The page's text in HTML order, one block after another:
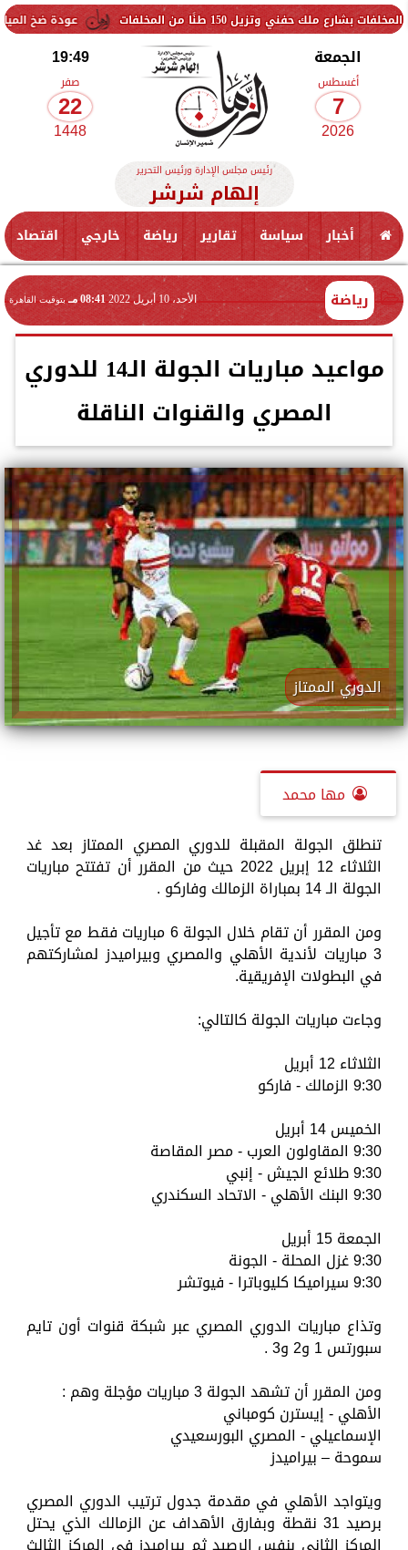
عودة ضخ المياه تدريجيًا 150 طنًا من المخلفات
الجمعة
أغسطس
7
2026
19:49
صفر
22
1448
رئيس مجلس الإدارة ورئيس التحرير
إلهام شرشر
أخبار سياسة تقارير رياضة خارجي اقتصاد
رياضة الأحد، 10 أبريل 2022 08:41 مـ بتوقيت القاهرة
مواعيد مباريات الجولة الـ14 للدوري
المصري والقنوات الناقلة
الدوري الممتاز
مها محمد
تنطلق الجولة المقبلة للدوري المصري الممتاز بعد غد
الثلاثاء 12 إبريل 2022 حيث من المقرر أن تفتتح مباريات
الجولة الـ 14 بمباراة الزمالك وفاركو .
ومن المقرر أن تقام خلال الجولة 6 مباريات فقط مع تأجيل
3 مباريات لأندية الأهلي والمصري وبيراميدز لمشاركتهم
في البطولات الإفريقية.
وجاءت مباريات الجولة كالتالي:
الثلاثاء 12 أبريل
9:30 الزمالك - فاركو
الخميس 14 أبريل
9:30 المقاولون العرب - مصر المقاصة
9:30 طلائع الجيش - إنبي
9:30 البنك الأهلي - الاتحاد السكندري
الجمعة 15 أبريل
9:30 غزل المحلة - الجونة
9:30 سيراميكا كليوباترا - فيوتشر
وتذاع مباريات الدوري المصري عبر شبكة قنوات أون تايم
سبورتس 1 و2 و3 .
ومن المقرر أن تشهد الجولة 3 مباريات مؤجلة وهم :
الأهلي - إيسترن كومباني
الإسماعيلي - المصري البورسعيدي
سموحة – بيراميدز
ويتواجد الأهلي في مقدمة جدول ترتيب الدوري المصري
برصيد 31 نقطة وبفارق الأهداف عن الزمالك الذي يحتل